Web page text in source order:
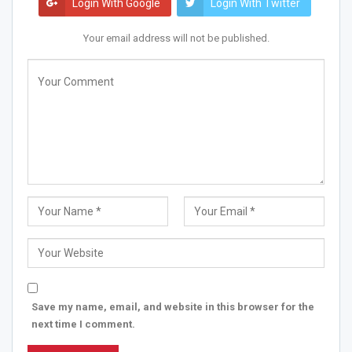
Login With Google Login With Twitter
Your email address will not be published.
Save my name, email, and website in this browser for the
next time I comment.